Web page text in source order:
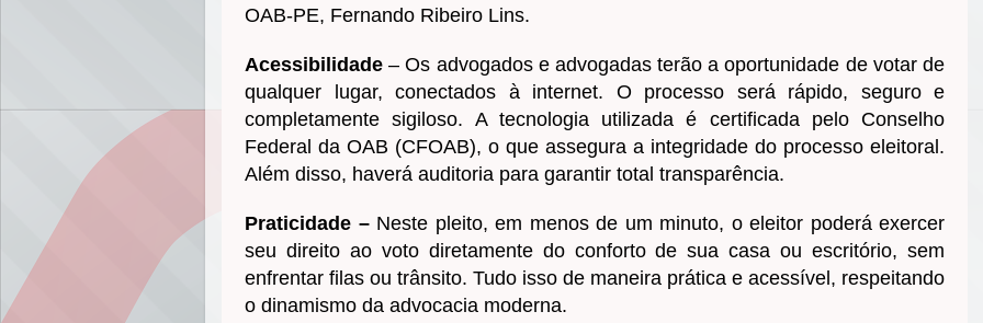
OAB-PE, Fernando Ribeiro Lins.
Acessibilidade– Os advogados e advogadas terão a oportunidade de votar de
qualquer lugar, conectados à internet. O processo será rápido, seguro e
completamente sigiloso. A tecnologia utilizada é certificada pelo Conselho
Federal da OAB (CFOAB), o que assegura a integridade do processo eleitoral.
Além disso, haverá auditoria para garantir total transparência.
Praticidade –Neste pleito, em menos de um minuto, o eleitor poderá exercer
seu direito ao voto diretamente do conforto de sua casa ou escritório, sem
enfrentar filas ou trânsito. Tudo isso de maneira prática e acessível, respeitando
o dinamismo da advocacia moderna.